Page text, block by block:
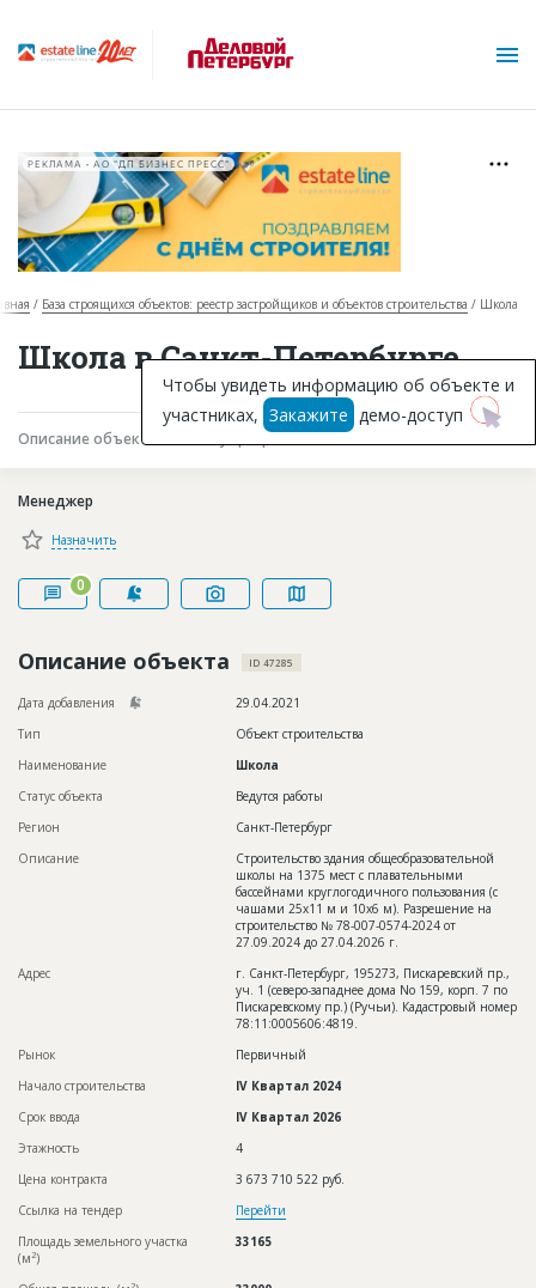
Горячие объекты
База строящихся объектов
Инвестпроекты
Глоссарий
Новости
Платные услуги
Контакты
Личный кабинет
РЕКЛАМА • АО "ДП БИЗНЕС ПРЕСС"
База строящихся объектов: реестр застройщиков и объектов строительства Школа
Школа в Санкт-Петербурге
Описание объекта Текущая работа
Описание объекта ID 47285
Дата добавления
29.04.2021
Тип
Объект строительства
Наименование
Школа
Статус объекта
Ведутся работы
Регион
Санкт-Петербург
Описание
Строительство здания общеобразовательной
школы на 1375 мест с плавательными
бассейнами круглогодичного пользования (с
чашами 25х11 м и 10х6 м). Разрешение на
строительство № 78-007-0574-2024 от
27.09.2024 до 27.04.2026 г.
Адрес
г. Санкт-Петербург, 195273, Пискаревский пр.,
уч. 1 (северо-западнее дома No 159, корп. 7 по
Пискаревскому пр.) (Ручьи). Кадастровый номер
78:11:0005606:4819.
Рынок
Первичный
Начало строительства
IV Квартал 2024
Срок ввода
IV Квартал 2026
Этажность
4
Цена контракта
3 673 710 522 руб.
Ссылка на тендер
Перейти
Площадь земельного участка
(м2)
33165
Менеджер
Назначить
0
Чтобы увидеть информацию об объекте и
участниках, Закажите демо-доступ